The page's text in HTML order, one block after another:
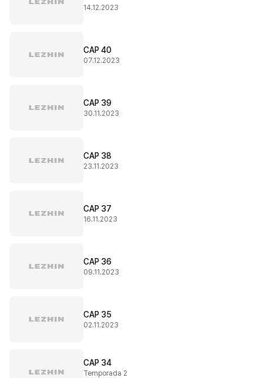
14.12.2023
CAP 40
07.12.2023
CAP 39
30.11.2023
CAP 38
23.11.2023
CAP 37
16.11.2023
CAP 36
09.11.2023
CAP 35
02.11.2023
CAP 34
Temporada 2